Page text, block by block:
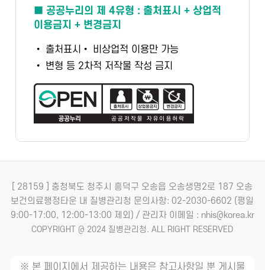
■ 공공누리의 제 4유형 : 출처표시 + 상업적
이용금지 + 변경금지
• 출처표시 • 비상업적 이용만 가능
• 변형 등 2차적 저작물 작성 금지
[ 28159 ] 충청북도 청주시 흥덕구 오송읍 오송생명2로 187 오송
보건의료행정타운 내 질병관리청 문의사항: 02-2030-6602 (평일
9:00-17:00, 12:00-13:00 제외) / 관리자 이메일 : nhis@korea.kr
COPYRIGHT @ 2024 질병관리청. ALL RIGHT RESERVED
※ 본 페이지에서 제공하는 내용은 참고사항일 뿐 게시물